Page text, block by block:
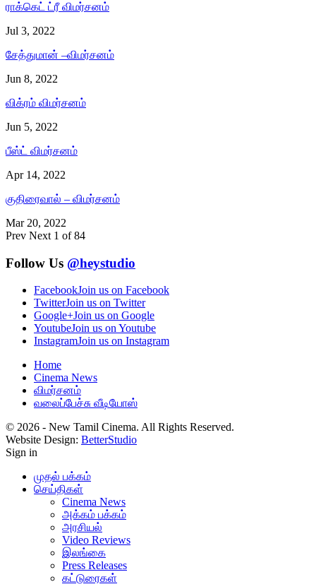
ராக்கெட் ட்ரீ விமர்சனம்
Jul 3, 2022
சேத்துமான் –விமர்சனம்
Jun 8, 2022
விக்ரம் விமர்சனம்
Jun 5, 2022
பீஸ்ட் விமர்சனம்
Apr 14, 2022
குதிரைவால் – விமர்சனம்
Mar 20, 2022
Prev Next 1 of 84
Follow Us @heystudio
FacebookJoin us on Facebook
TwitterJoin us on Twitter
Google+Join us on Google
YoutubeJoin us on Youtube
InstagramJoin us on Instagram
Home
Cinema News
விமர்சனம்
வலைப்பேச்சு வீடியோஸ்
© 2026 - New Tamil Cinema. All Rights Reserved.
Website Design: BetterStudio
Sign in
முதல் பக்கம்
செய்திகள்
Cinema News
அக்கம் பக்கம்
அரசியல்
Video Reviews
இலங்கை
Press Releases
கட்டுரைகள்